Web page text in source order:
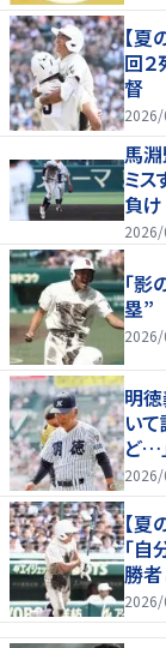
【夏
回２
督
馬
ミ
負け
「
塁”
明
い
ど…
淵
【
「
勝